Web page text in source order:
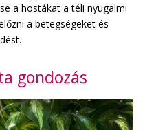
a hostákat a téli nyugalmi
a betegségeket és
gondozás